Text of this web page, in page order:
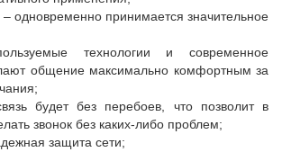
– одновременно принимается значительное
технологии и современное
общение максимально комфортным за
будет без перебоев, что позволит в
звонок без каких-либо проблем;
защита сети;